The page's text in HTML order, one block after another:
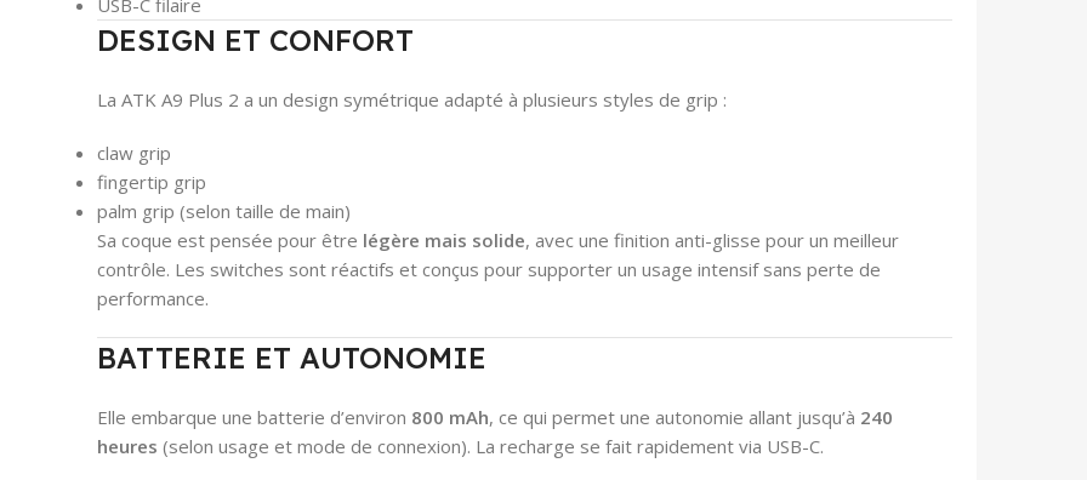
USB-C filaire
DESIGN ET CONFORT
La ATK A9 Plus 2 a un design symétrique adapté à plusieurs styles de grip :
claw grip
fingertip grip
palm grip (selon taille de main)
Sa coque est pensée pour être légère mais solide, avec une finition anti-glisse pour un meilleur
contrôle. Les switches sont réactifs et conçus pour supporter un usage intensif sans perte de
performance.
BATTERIE ET AUTONOMIE
Elle embarque une batterie d’environ 800 mAh, ce qui permet une autonomie allant jusqu’à 240
heures (selon usage et mode de connexion). La recharge se fait rapidement via USB-C.